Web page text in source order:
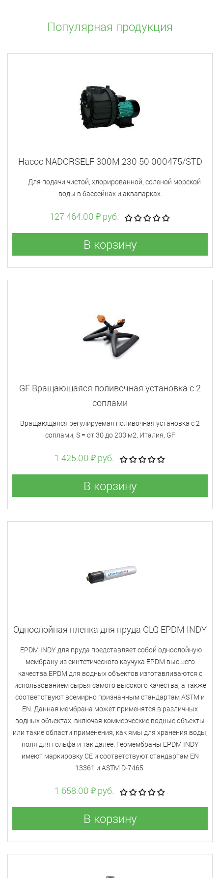
Популярная продукция
Насос NADORSELF 300M 230 50 000475/STD
Для подачи чистой, хлорированной, соленой морской
воды в бассейнах и аквапарках.
127 464.00 ₽ руб.
В корзину
GF Вращающаяся поливочная установка с 2
соплами
Вращающаяся регулируемая поливочная установка с 2
соплами, S = от 30 до 200 м2, Италия, GF
1 425.00 ₽ руб.
В корзину
Однослойная пленка для пруда GLQ EPDM INDY
EPDM INDY для пруда представляет собой однослойную
мембрану из синтетического каучука EPDM высшего
качества.EPDM для водных объектов изготавливаются с
использованием сырья самого высокого качества, а также
соответствуют всемирно признанным стандартам ASTM и
EN. Данная мембрана может применятся в различных
водных объектах, включая коммерческие водные объекты
или такие области применения, как ямы для хранения воды,
поля для гольфа и так далее. Геомембраны EPDM INDY
имеют маркировку CE и соответствуют стандартам EN
13361 и ASTM D-7465.
1 658.00 ₽ руб.
В корзину